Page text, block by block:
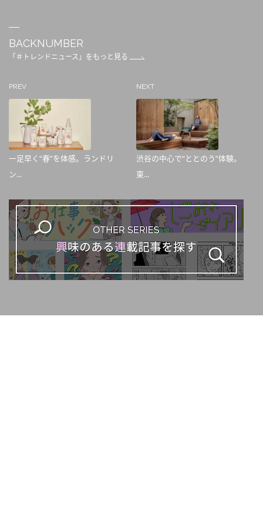
BACKNUMBER
「＃トレンドニュース」をもっと見る
PREV
一足早く“春”を体感。ランドリ
ン...
NEXT
渋谷の中心で“ととのう”体験。
東...